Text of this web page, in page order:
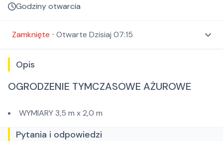
Godziny otwarcia
Zamknięte ⋅ Otwarte Dzisiaj 07:15
Opis
OGRODZENIE TYMCZASOWE AŻUROWE
WYMIARY 3,5 m x 2,0 m
Pytania i odpowiedzi